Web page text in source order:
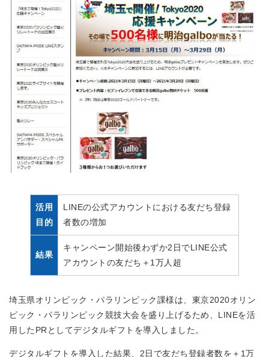
活用
目的
LINEの公式アカウントにおける友だち登録
者数の増加
結果
キャンペーン開始後わずか2日でLINE公式
アカウントの友だち＋1万人超
埼玉県オリンピック・パラリンピック課様は、東京2020オリン
ピック・パラリンピック競技大会を盛り上げるため、LINEを活
用したPRとしてデジタルギフトを導入しました。
デジタルギフトを導入した結果、2日で友だち登録者数を＋1万